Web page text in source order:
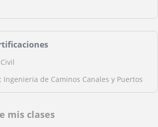
Ingenieria de Caminos Canales y Puertos
mis clases